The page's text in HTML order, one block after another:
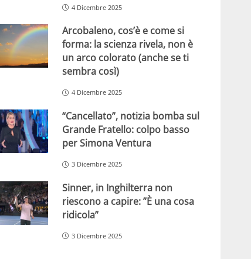
4 Dicembre 2025
Arcobaleno, cos’è e come si
forma: la scienza rivela, non è
un arco colorato (anche se ti
sembra così)
4 Dicembre 2025
“Cancellato”, notizia bomba sul
Grande Fratello: colpo basso
per Simona Ventura
3 Dicembre 2025
Sinner, in Inghilterra non
riescono a capire: ”È una cosa
ridicola”
3 Dicembre 2025